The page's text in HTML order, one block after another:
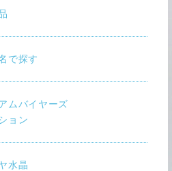
で探す
ムバイヤーズ
ョン
水晶